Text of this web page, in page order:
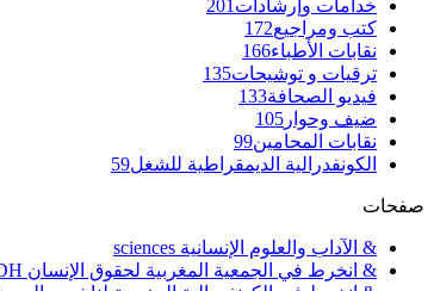
خدامات وإرشادات 201
كتب ومراجيع172
نقابات الأطباء166
ترقيات و توشيحات135
فيديو الصحافة133
ضيف وحوار 105
نقابات المحامين99
الكونفدرالية الديمقراطية للشغل59
صفحات
& الآداب والعلوم الإنسانية sciences
& انخرط في الجمعية المغربية لحقوق الإنسان AMDH